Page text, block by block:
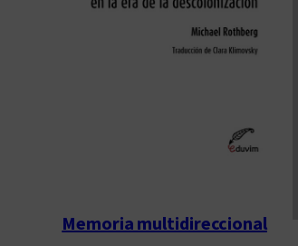
Memoria multidireccional